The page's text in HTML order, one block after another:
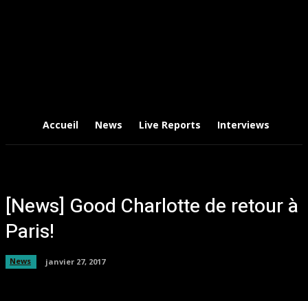
Accueil News Live Reports Interviews
[News] Good Charlotte de retour à
Paris!
News janvier 27, 2017